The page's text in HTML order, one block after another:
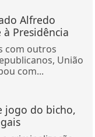
Alfredo
Presidência
com outros
União
com...
jogo do bicho,